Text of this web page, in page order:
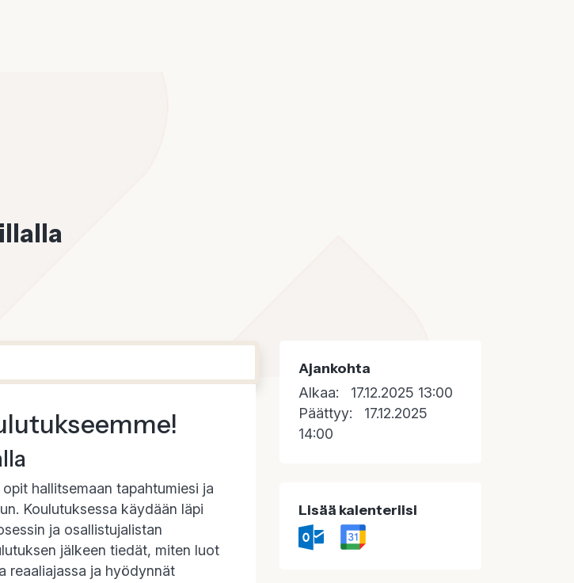
hallitsemaan tapahtumiesi ja
Koulutuksessa käydään läpi
ja osallistujalistan
jälkeen tiedät, miten luot
reaaliajassa ja hyödynnät
Ajankohta
Alkaa: 17.12.2025 13:00
Päättyy: 17.12.2025
14:00
Lisää kalenteriisi